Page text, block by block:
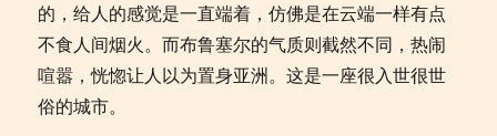
的，给人的感觉是一直端着，仿佛是在云端一样有点
不食人间烟火。而布鲁塞尔的气质则截然不同，热闹
喧嚣，恍惚让人以为置身亚洲。这是一座很入世很世
俗的城市。